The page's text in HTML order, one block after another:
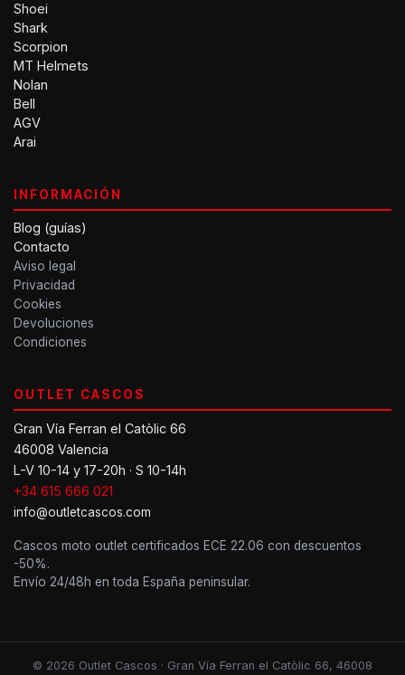
Shoei
Shark
Scorpion
MT Helmets
Nolan
Bell
AGV
Arai
INFORMACIÓN
Blog (guías)
Contacto
Aviso legal
Privacidad
Cookies
Devoluciones
Condiciones
OUTLET CASCOS
Gran Vía Ferran el Catòlic 66
46008 Valencia
L-V 10-14 y 17-20h · S 10-14h
+34 615 666 021
info@outletcascos.com
Cascos moto outlet certificados ECE 22.06 con descuentos
-50%.
Envío 24/48h en toda España peninsular.
© 2026 Outlet Cascos · Gran Vía Ferran el Catòlic 66, 46008